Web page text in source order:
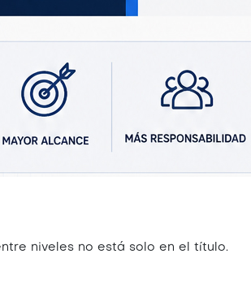
niveles no está solo en el título.